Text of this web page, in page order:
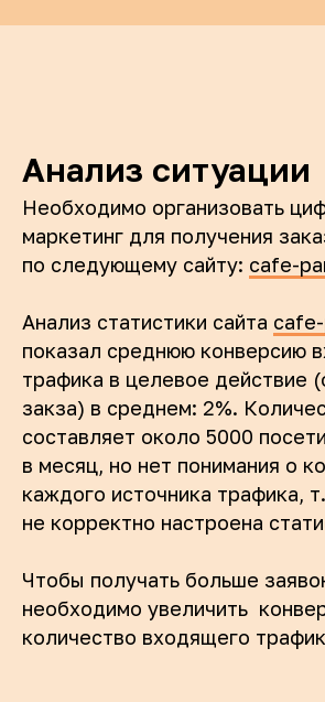
Анализ ситуации
Необходимо организовать
маркетинг для получения
по следующему сайту: cafe-
Анализ статистики сайта
показал среднюю конверсию
трафика в целевое действие
закза) в среднем: 2%.
составляет около 5000
в месяц, но нет понимания о
каждого источника трафика,
не корректно настроена
Чтобы получать больше
необходимо увеличить
количество входящего